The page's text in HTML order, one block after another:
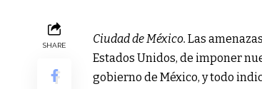
SHARE Ciudad de México. Las
Estados Unidos, de imponer
gobierno de México, y todo